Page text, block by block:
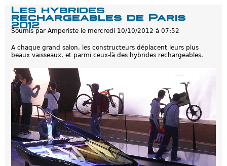
a
d
a
c
L
R
:
D
é
v
o
i
l
é
e
p
Les hybrides
rechargeables de Paris
2012
Soumis par Amperiste le mercredi 10/10/2012 à 07:52
A chaque grand salon, les constructeurs déplacent leurs plus
beaux vaisseaux, et parmi ceux-là des hybrides rechargeables.